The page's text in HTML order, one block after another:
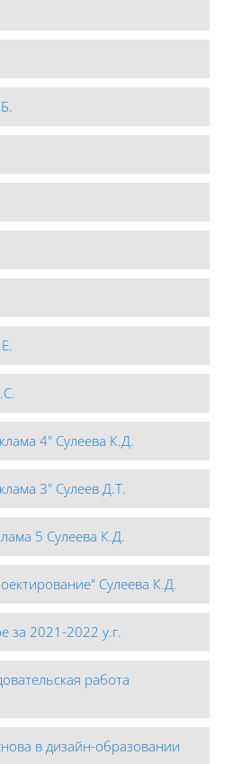
4" Сулеева К.Д.
3" Сулеев Д.Т.
5 Сулеева К.Д.
Сулеева К.Д.
за 2021-2022 у.г.
работа
в дизайн-образовании